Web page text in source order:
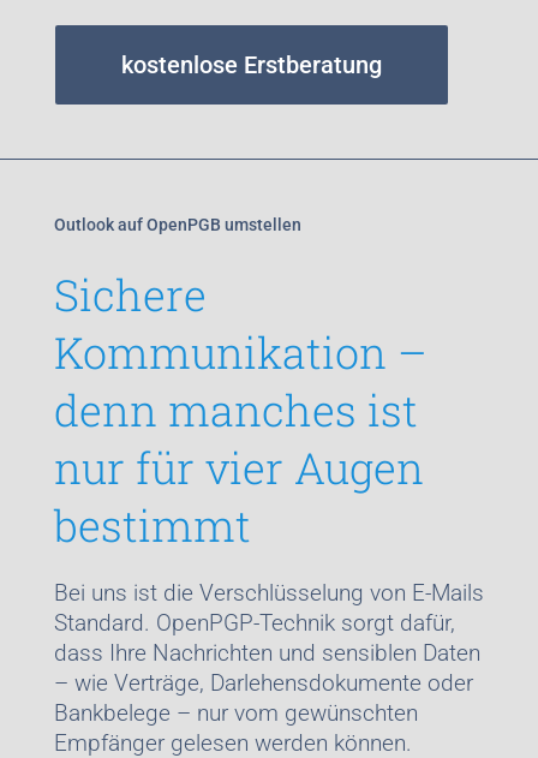
kostenlose Erstberatung
Outlook auf OpenPGB umstellen
Sichere
Kommunikation –
denn manches ist
nur für vier Augen
bestimmt
Bei uns ist die Verschlüsselung von E-Mails
Standard. OpenPGP-Technik sorgt dafür,
dass Ihre Nachrichten und sensiblen Daten
– wie Verträge, Darlehensdokumente oder
Bankbelege – nur vom gewünschten
Empfänger gelesen werden können.